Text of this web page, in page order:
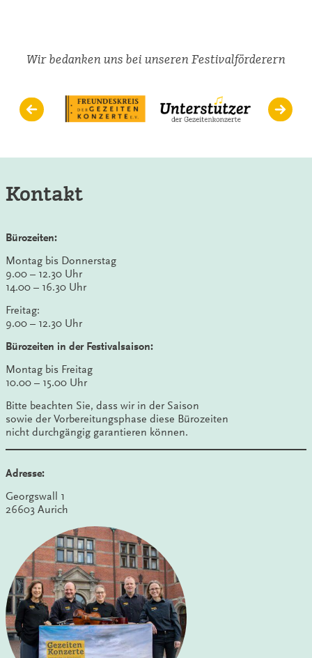
Wir bedanken uns bei unseren Festivalförderern
Kontakt
Bürozeiten:
Montag bis Donnerstag
9.00 – 12.30 Uhr
14.00 – 16.30 Uhr
Freitag:
9.00 – 12.30 Uhr
Bürozeiten in der Festivalsaison:
Montag bis Freitag
10.00 – 15.00 Uhr
Bitte beachten Sie, dass wir in der Saison
sowie der Vorbereitungsphase diese Bürozeiten
nicht durchgängig garantieren können.
Adresse:
Georgswall 1
26603 Aurich